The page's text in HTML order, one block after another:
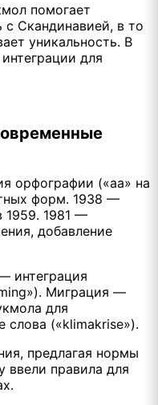
помогает
с Скандинавией, в то
уникальность. В
для
орфографии («aa» на
форм. 1938 —
1959. 1981 —
добавление
интеграция
Миграция —
для
(«klimakrise»).
предлагая нормы
ввели правила для